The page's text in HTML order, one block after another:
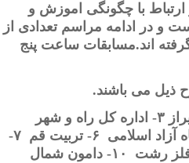
با چگونگی اموزش و
و در ادامه مراسم تعدادی از
اند.مسابقات ساعت پنج
ذیل می باشند.
۱- سازمان نظام پزشکی ایران ۲- دریا برج شیراز ۳- اداره کل راه و شهر
سازی لرستان ۴-دامون شیمی تبریز ۵- دانشگاه آزاد اسلامی ۶- تربیت قم ۷-
ایران نوبافت اصفهان ۸- بانک شهر ۹- دنیای فلز رشت ۱۰- دامون شمال